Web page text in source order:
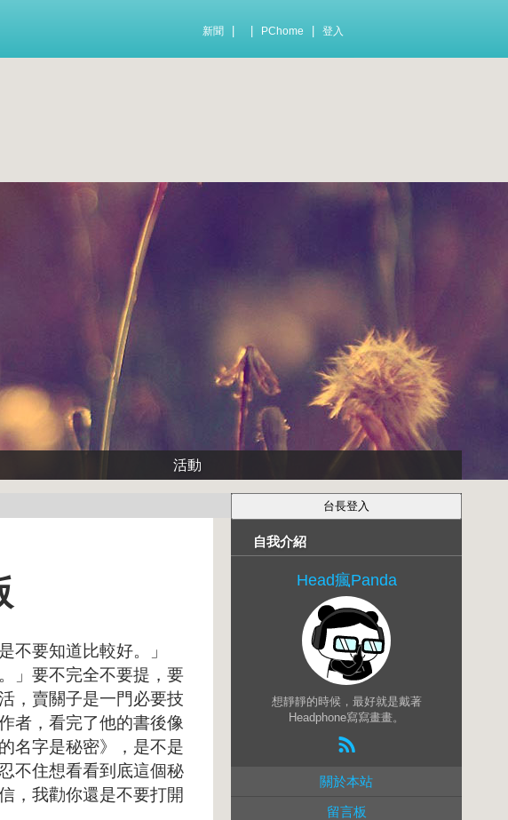
新聞 PChome 登入
活動
要知道比較好。」
」要不完全不要提，要
，賣關子是一門必要技
者，看完了他的書後像
名字是秘密》，是不是
不住想看看到底這個秘
，我勸你還是不要打開
自我介紹
Head瘋Panda
想靜靜的時候，最好就是戴著
Headphone寫寫畫畫。
關於本站
留言板